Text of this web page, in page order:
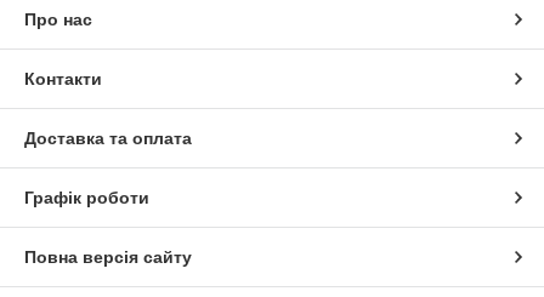
Про нас
Контакти
Доставка та оплата
Графік роботи
Повна версія сайту